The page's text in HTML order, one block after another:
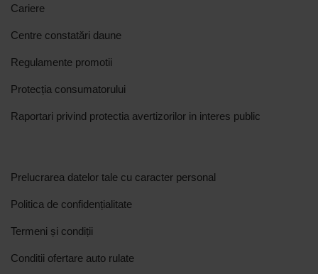
Cariere
Centre constatări daune
Regulamente promotii
Protecția consumatorului
Raportari privind protectia avertizorilor in interes public
Prelucrarea datelor tale cu caracter personal
Politica de confidențialitate
Termeni și condiții
Conditii ofertare auto rulate